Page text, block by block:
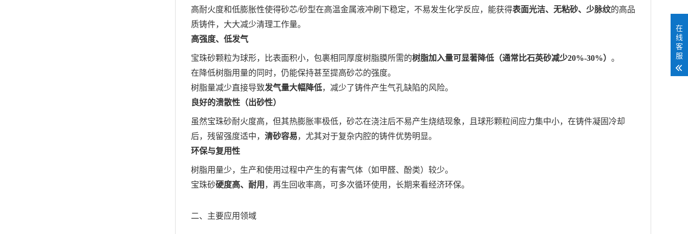
高耐火度和低膨胀性使得砂芯/砂型在高温金属液冲刷下稳定，不易发生化学反应，能获得表面光洁、无粘砂、少脉纹的高品
质铸件，大大减少清理工作量。
高强度、低发气
宝珠砂颗粒为球形，比表面积小，包裹相同厚度树脂膜所需的树脂加入量可显著降低（通常比石英砂减少20%-30%） 。
在降低树脂用量的同时，仍能保持甚至提高砂芯的强度。
树脂量减少直接导致发气量大幅降低，减少了铸件产生气孔缺陷的风险。
良好的溃散性（出砂性）
虽然宝珠砂耐火度高，但其热膨胀率极低，砂芯在浇注后不易产生烧结现象，且球形颗粒间应力集中小，在铸件凝固冷却
后，残留强度适中， 清砂容易，尤其对于复杂内腔的铸件优势明显。
环保与复用性
树脂用量少，生产和使用过程中产生的有害气体（如甲醛、酚类）较少。
宝珠砂硬度高、耐用 ，再生回收率高，可多次循环使用，长期来看经济环保。
二、主要应用领域
在
线
客
服